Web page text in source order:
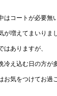
はコートが必要無
が増えてまいりま
はありますが、
冷え込む日の方が
お気をつけてお過